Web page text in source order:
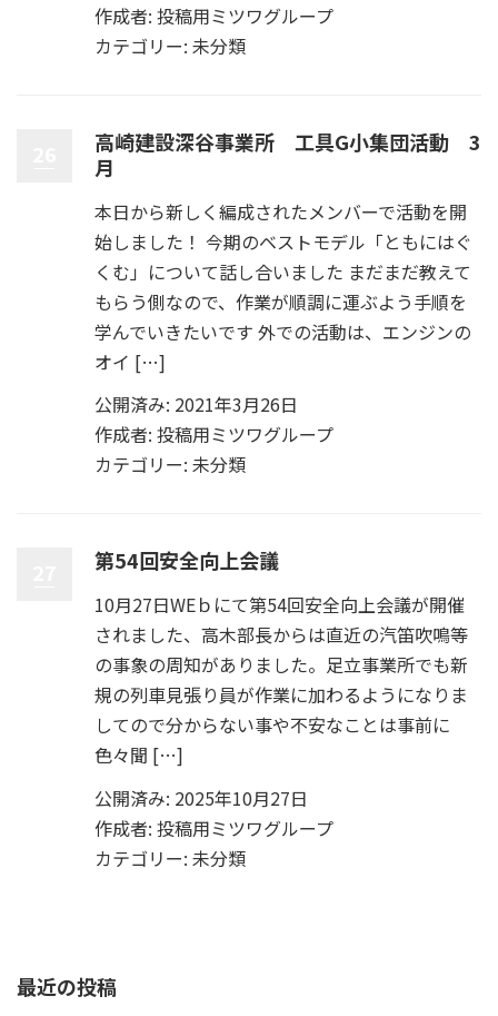
作成者: 投稿用ミツワグループ
カテゴリー: 未分類
高崎建設深谷事業所 工具G小集団活動 3
月
本日から新しく編成されたメンバーで活動を開
始しました！ 今期のベストモデル「ともにはぐ
くむ」について話し合いました まだまだ教えて
もらう側なので、作業が順調に運ぶよう手順を
学んでいきたいです 外での活動は、エンジンの
オイ […]
公開済み: 2021年3月26日
作成者: 投稿用ミツワグループ
カテゴリー: 未分類
第54回安全向上会議
10月27日WEｂにて第54回安全向上会議が開催
されました、高木部長からは直近の汽笛吹鳴等
の事象の周知がありました。足立事業所でも新
規の列車見張り員が作業に加わるようになりま
してので分からない事や不安なことは事前に
色々聞 […]
公開済み: 2025年10月27日
作成者: 投稿用ミツワグループ
カテゴリー: 未分類
最近の投稿